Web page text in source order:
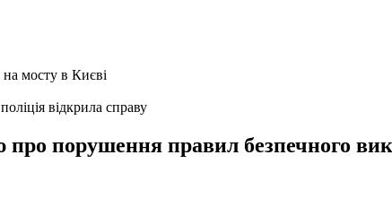
відкрила справу
порушення правил безпечного